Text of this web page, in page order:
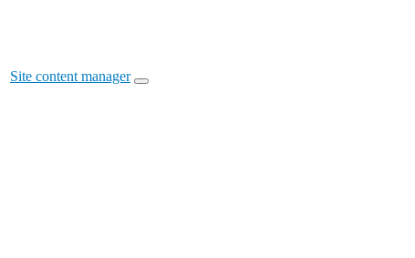
Site content manager